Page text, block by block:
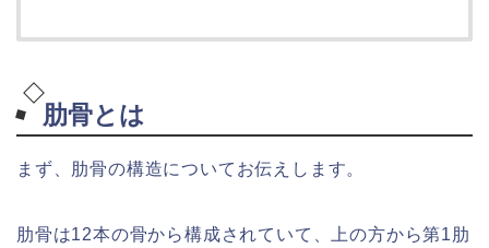
肋骨とは
まず、肋骨の構造についてお伝えします。
肋骨は12本の骨から構成されていて、 上の方から第1 肋